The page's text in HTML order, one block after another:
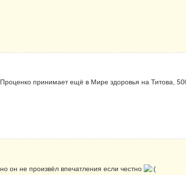
Проценко принимает ещё в Мире здоровья на Титова,
но он не произвёл впечатления если честно